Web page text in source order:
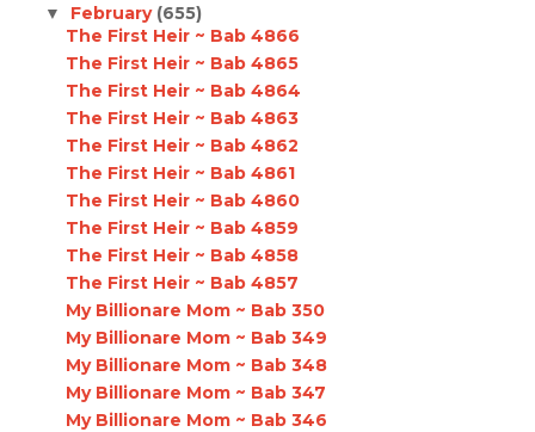
▼ February (655)
The First Heir ~ Bab 4866
The First Heir ~ Bab 4865
The First Heir ~ Bab 4864
The First Heir ~ Bab 4863
The First Heir ~ Bab 4862
The First Heir ~ Bab 4861
The First Heir ~ Bab 4860
The First Heir ~ Bab 4859
The First Heir ~ Bab 4858
The First Heir ~ Bab 4857
My Billionare Mom ~ Bab 350
My Billionare Mom ~ Bab 349
My Billionare Mom ~ Bab 348
My Billionare Mom ~ Bab 347
My Billionare Mom ~ Bab 346